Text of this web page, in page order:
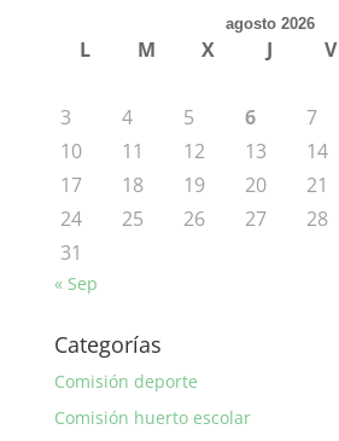
agosto 2026
L M X J V
3
4 5 6 7
10
11 12 13 14
17
18 19 20 21
24
25 26 27 28
31
« Sep
Categorías
Comisión deporte
Comisión huerto escolar